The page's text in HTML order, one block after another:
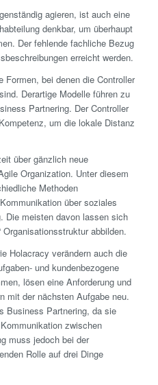
agieren, ist auch eine
denkbar, um überhaupt
Der fehlende fachliche Bezug
erreicht werden.
Formen, bei denen die Controller
Derartige Modelle führen zu
Partnering. Der Controller
um die lokale Distanz
über gänzlich neue
Organization. Unter diesem
Methoden
über soziales
Die meisten davon lassen sich
Organisationsstruktur abbilden.
Holacracy verändern auch die
und kundenbezogene
lösen eine Anforderung und
mit der nächsten Aufgabe neu.
Business Partnering, da sie
zwischen
muss jedoch bei der
Rolle auf drei Dinge